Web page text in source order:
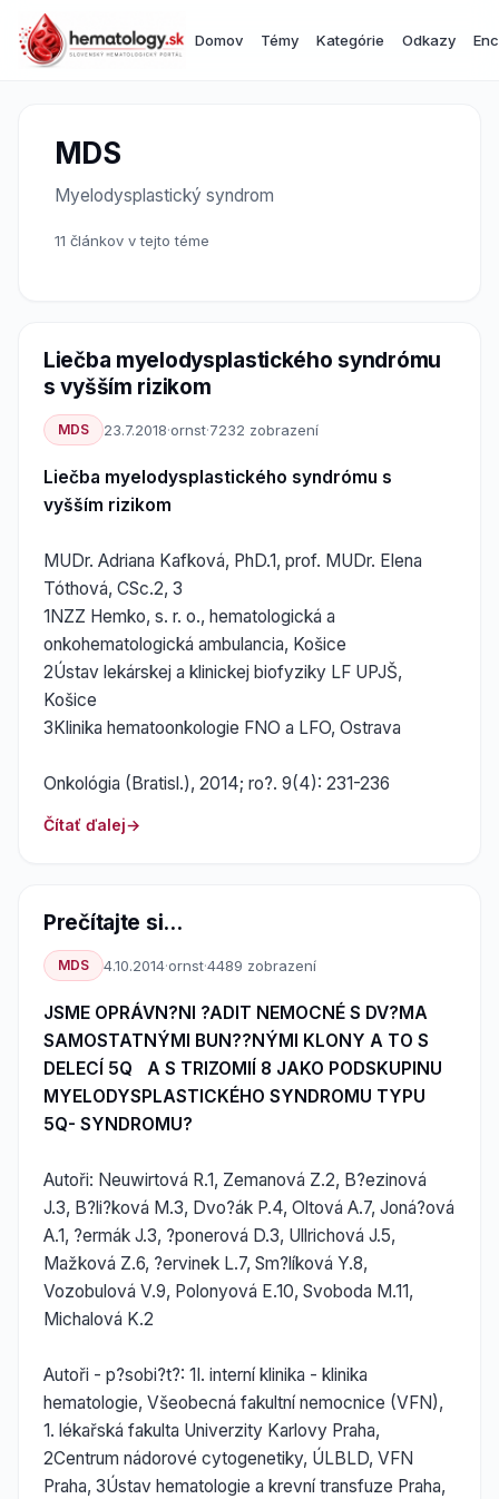
Domov Témy Kategórie Odkazy
MDS
Myelodysplastický syndrom
11 článkov v tejto téme
Liečba myelodysplastického syndrómu
s vyšším rizikom
MDS 23.7.2018·ornst·7232 zobrazení
Liečba myelodysplastického syndrómu s
vyšším rizikom
MUDr. Adriana Kafková, PhD.1, prof. MUDr. Elena
Tóthová, CSc.2, 3
1NZZ Hemko, s. r. o., hematologická a
onkohematologická ambulancia, Košice
2Ústav lekárskej a klinickej biofyziky LF UPJŠ,
Košice
3Klinika hematoonkologie FNO a LFO, Ostrava
Onkológia (Bratisl.), 2014; ro?. 9(4): 231-236
Čítať ďalej
Prečítajte si...
MDS 4.10.2014·ornst·4489 zobrazení
JSME OPRÁVN?NI ?ADIT NEMOCNÉ S DV?MA
SAMOSTATNÝMI BUN??NÝMI KLONY A TO S
DELECÍ 5Q A S TRIZOMIÍ 8 JAKO PODSKUPINU
MYELODYSPLASTICKÉHO SYNDROMU TYPU
5Q- SYNDROMU?
Autoři: Neuwirtová R.1, Zemanová Z.2, B?ezinová
J.3, B?li?ková M.3, Dvo?ák P.4, Oltová A.7, Joná?ová
A.1, ?ermák J.3, ?ponerová D.3, Ullrichová J.5,
Mažková Z.6, ?ervinek L.7, Sm?líková Y.8,
Vozobulová V.9, Polonyová E.10, Svoboda M.11,
Michalová K.2
Autoři - p?sobi?t?: 1I. interní klinika - klinika
hematologie, Všeobecná fakultní nemocnice (VFN),
1. lékařská fakulta Univerzity Karlovy Praha,
2Centrum nádorové cytogenetiky, ÚLBLD, VFN
Praha, 3Ústav hematologie a krevní transfuze Praha,